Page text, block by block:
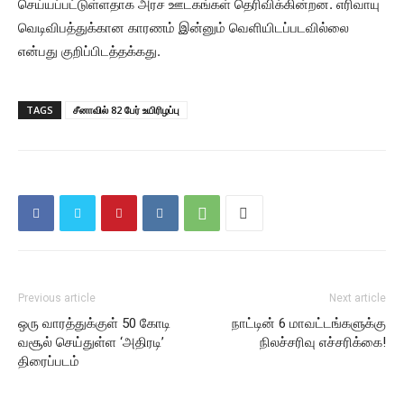
செய்யப்பட்டுள்ளதாக அரச ஊடகங்கள் தெரிவிக்கின்றன. எரிவாயு
வெடிவிபத்துக்கான காரணம் இன்னும் வெளியிடப்படவில்லை
என்பது குறிப்பிடத்தக்கது.
TAGS சீனாவில் 82 பேர் உயிரிழப்பு
Previous article
ஒரு வாரத்துக்குள் 50 கோடி
வசூல் செய்துள்ள ‘அதிரடி’
திரைப்படம்
Next article
நாட்டின் 6 மாவட்டங்களுக்கு
நிலச்சரிவு எச்சரிக்கை!